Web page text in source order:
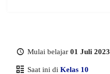
Mulai belajar 01 Juli 2023
Saat ini di Kelas 10